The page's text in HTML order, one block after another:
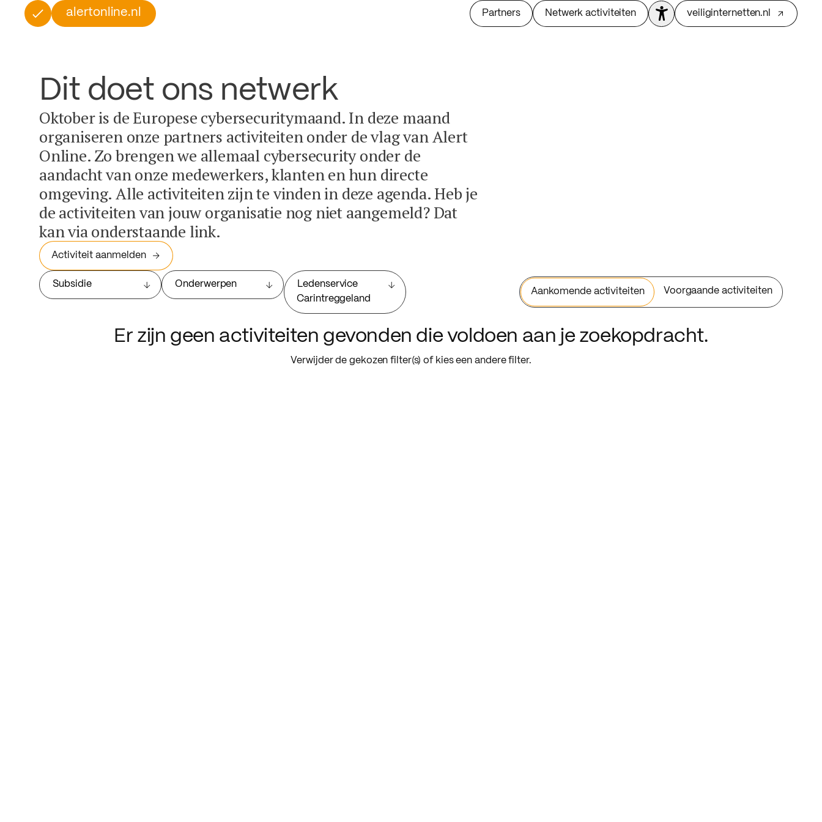
alertonline.nl Partners Netwerk activiteiten veiliginternetten.nl
Dit doet ons netwerk
Oktober is de Europese cybersecuritymaand. In deze maand
organiseren onze partners activiteiten onder de vlag van Alert
Online. Zo brengen we allemaal cybersecurity onder de
aandacht van onze medewerkers, klanten en hun directe
omgeving. Alle activiteiten zijn te vinden in deze agenda. Heb je
de activiteiten van jouw organisatie nog niet aangemeld? Dat
kan via onderstaande link.
Activiteit aanmelden
Subsidie Onderwerpen
Ledenservice
Carintreggeland
Aankomende activiteiten Voorgaande activiteiten
Er zijn geen activiteiten gevonden die voldoen aan je zoekopdracht.
Verwijder de gekozen filter(s) of kies een andere filter.